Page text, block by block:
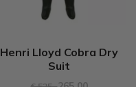
Henri Lloyd Cobra Dry
Suit